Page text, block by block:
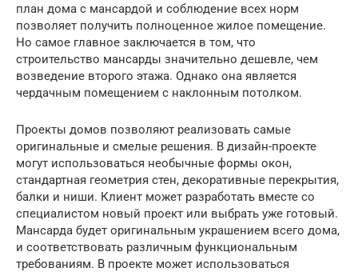
план дома с мансардой и соблюдение всех норм
позволяет получить полноценное жилое помещение.
Но самое главное заключается в том, что
строительство мансарды значительно дешевле, чем
возведение второго этажа. Однако она является
чердачным помещением с наклонным потолком.
Проекты домов позволяют реализовать самые
оригинальные и смелые решения. В дизайн-проекте
могут использоваться необычные формы окон,
стандартная геометрия стен, декоративные перекрытия,
балки и ниши. Клиент может разработать вместе со
специалистом новый проект или выбрать уже готовый.
Мансарда будет оригинальным украшением всего дома,
и соответствовать различным функциональным
требованиям. В проекте может использоваться